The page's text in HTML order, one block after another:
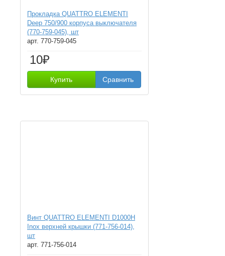
Прокладка QUATTRO ELEMENTI
Deep 750/900 корпуса выключателя
(770-759-045), шт
арт. 770-759-045
10₽
Купить Сравнить
Винт QUATTRO ELEMENTI D1000H
Inox верхней крышки (771-756-014),
шт
арт. 771-756-014